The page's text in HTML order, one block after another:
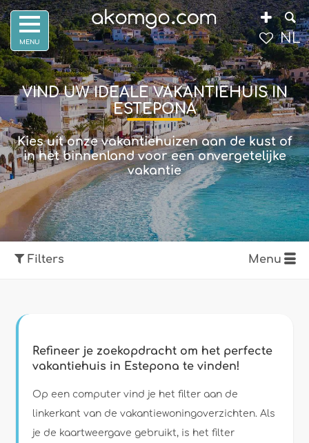
VIND UW IDEALE VAKANTIEHUIS IN
ESTEPONA
Kies uit onze vakantiehuizen aan de kust of
in het binnenland voor een onvergetelijke
vakantie
Filters Menu
Type accommodatie
Personen
Refineer je zoekopdracht om het perfecte
vakantiehuis in Estepona te vinden!
Op een computer vind je het filter aan de
linkerkant van de vakantiewoningoverzichten. Als
je de kaartweergave gebruikt, is het filter
NL